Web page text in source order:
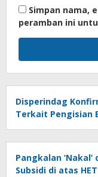
Simpan nama,
peramban ini
Disperindag
Terkait Pengisian
Pangkalan
Subsidi di atas HET